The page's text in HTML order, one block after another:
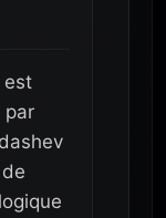
est
par